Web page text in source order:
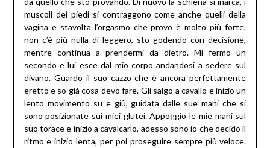
muscoli dei piedi si contraggono come anche quelli della
vagina e stavolta l’orgasmo che provo è molto più forte,
non c’è più nulla di leggero, sto godendo con decisione,
mentre continua a prendermi da dietro. Mi fermo un
secondo e lui esce dal mio corpo andandosi a sedere sul
divano. Guardo il suo cazzo che è ancora perfettamente
eretto e so già cosa devo fare. Gli salgo a cavallo e inizio un
lento movimento su e giù, guidata dalle sue mani che si
sono posizionate sui miei glutei. Appoggio le mie mani sul
suo torace e inizio a cavalcarlo, adesso sono io che decido il
ritmo e inizio lenta, per poi proseguire sempre più veloce.